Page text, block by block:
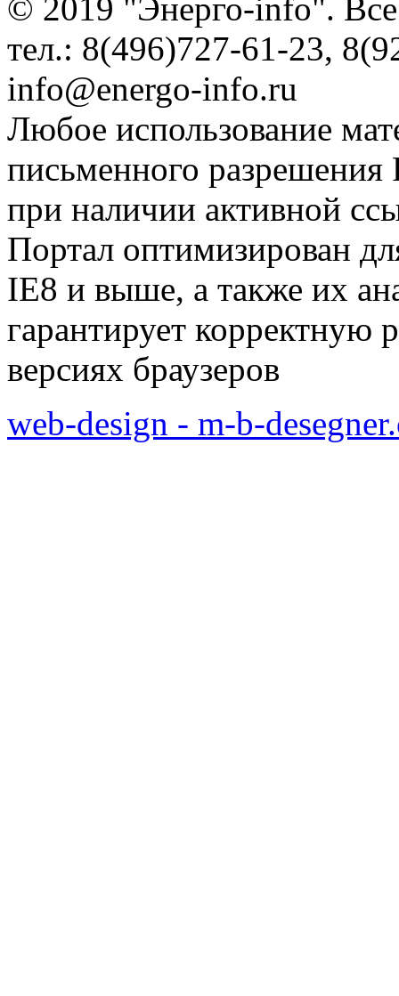
© 2019 "Энерго-info".
тел.: 8(496)727-61-23,
info@energo-info.ru
Любое использование
письменного разрешения
при наличии активной
Портал оптимизирован
IE8 и выше, а также их
гарантирует корректную
версиях браузеров
web-design - m-b-